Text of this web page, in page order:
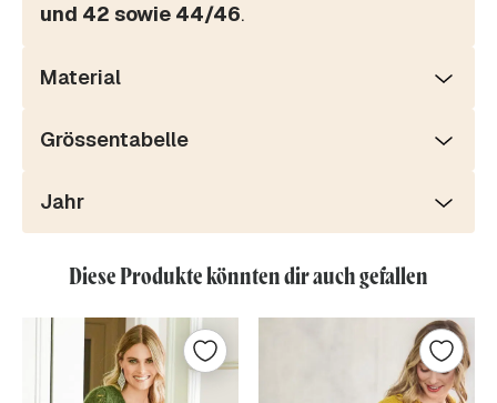
und 42 sowie 44/46.
Material
Grössentabelle
Jahr
Diese Produkte könnten dir auch gefallen